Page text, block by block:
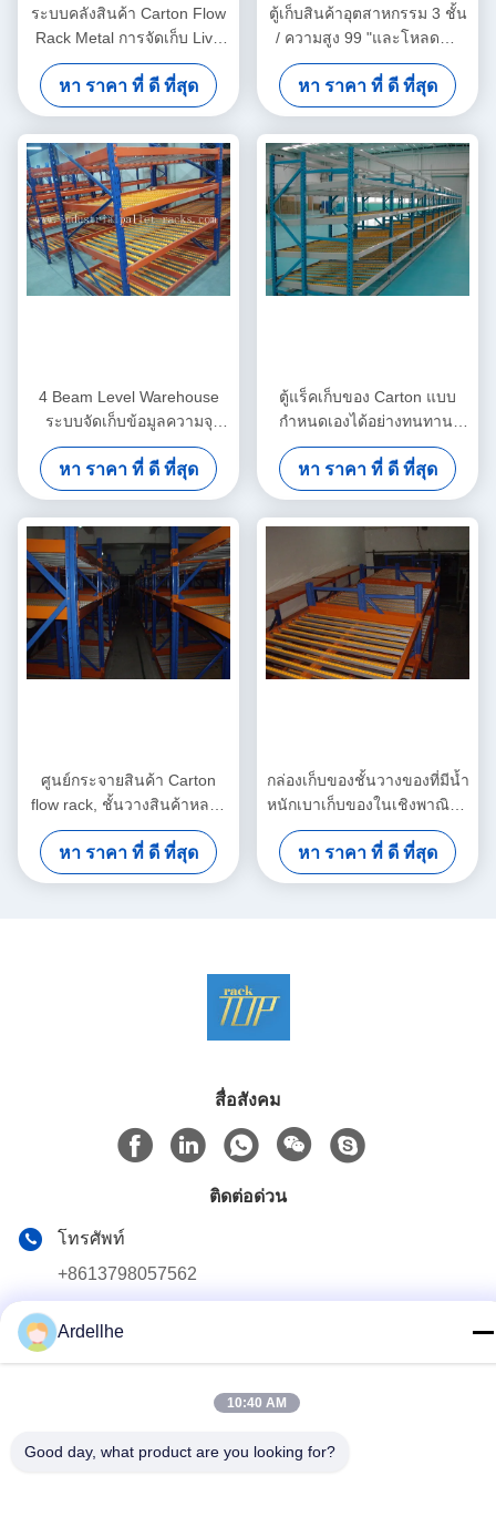
ระบบคลังสินค้า Carton Flow
Rack Metal การจัดเก็บ Live
Picking สำหรับแรงโน้มถ่วง
ด้วยมือ
หา ราคา ที่ ดี ที่สุด
ตู้เก็บสินค้าอุตสาหกรรม 3 ชั้น
/ ความสูง 99 "และโหลดน้ำ
หนัก 3000 ลิตร
หา ราคา ที่ ดี ที่สุด
4 Beam Level Warehouse
ระบบจัดเก็บข้อมูลความจุ
1000 กก. ถึง 1500 กิโลกรัมต่อ
หน่วยพื้นที่จัดเก็บ
หา ราคา ที่ ดี ที่สุด
ตู้แร็คเก็บของ Carton แบบ
กำหนดเองได้อย่างทนทาน,
ระบบจัดเก็บข้อมูลลูกกลิ้งล้อ
อัลลอยด์แบบอลูมิเนียม
หา ราคา ที่ ดี ที่สุด
ศูนย์กระจายสินค้า Carton
flow rack, ชั้นวางสินค้าหลาย
ชั้น
หา ราคา ที่ ดี ที่สุด
กล่องเก็บของชั้นวางของที่มีน้ำ
หนักเบาเก็บของในเชิงพาณิชย์
ด้วยการทำงานด้วยตนเอง
หา ราคา ที่ ดี ที่สุด
สื่อสังคม
ติดต่อด่วน
โทรศัพท์
+8613798057562
จีน
Ardellhe
10:40 AM
Good day, what product are you looking for?